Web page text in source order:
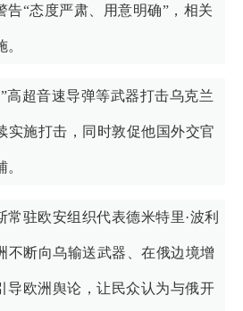
告“态度严肃、用意明确”，相关
高超音速导弹等武器打击乌克兰
实施打击，同时敦促他国外交官
驻欧安组织代表德米特里·波利
不断向乌输送武器、在俄边境增
导欧洲舆论，让民众认为与俄开